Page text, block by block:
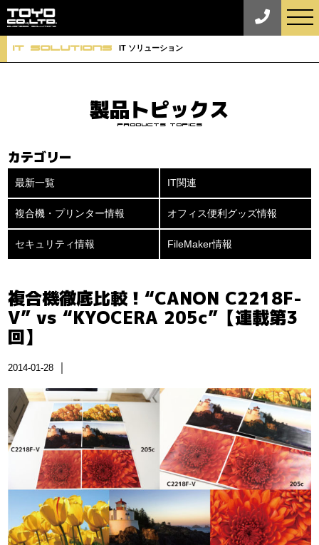
iT Solutions IT ソリューション
製品トピックス
Products Topics
カテゴリー
最新一覧 IT関連
複合機・プリンター情報 オフィス便利グッズ情報
セキュリティ情報 FileMaker情報
複合機徹底比較！“CANON C2218F-
V” vs “KYOCERA 205c”【連載第3
回】
2014-01-28